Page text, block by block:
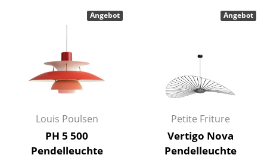
Schreibtische
Sekretäre & PC-Tische
Kindertische
Louis Poulsen
PH 5 500
Pendelleuchte
Angebot
Petite Friture
Vertigo Nova
Pendelleuchte
Angebot